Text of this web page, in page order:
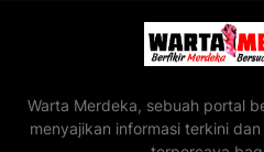
Warta Merdeka, sebuah portal
menyajikan informasi terkini